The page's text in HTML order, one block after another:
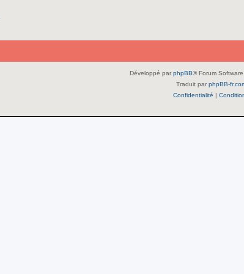
Développé par phpBB® Forum
Traduit par phpBB-
Confidentialité |